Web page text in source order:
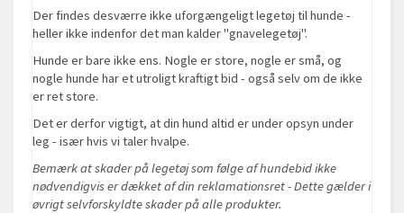
Der findes desværre ikke uforgængeligt legetøj til hunde -
heller ikke indenfor det man kalder "gnavelegetøj".
Hunde er bare ikke ens. Nogle er store, nogle er små, og
nogle hunde har et utroligt kraftigt bid - også selv om de ikke
er ret store.
Det er derfor vigtigt, at din hund altid er under opsyn under
leg - især hvis vi taler hvalpe.
Bemærk at skader på legetøj som følge af hundebid ikke
nødvendigvis er dækket af din reklamationsret - Dette gælder i
øvrigt selvforskyldte skader på alle produkter.